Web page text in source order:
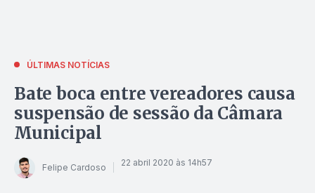
ÚLTIMAS NOTÍCIAS
Bate boca entre vereadores causa
suspensão de sessão da Câmara
Municipal
Felipe Cardoso 22 abril 2020 às 14h57